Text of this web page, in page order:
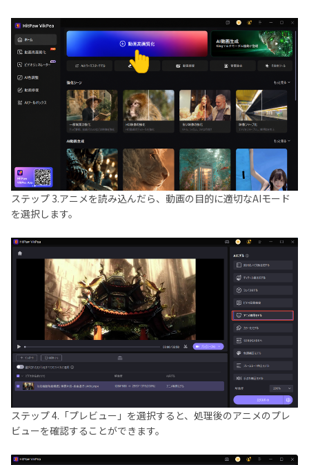
ステップ 3.アニメを読み込んだら、動画の目的に適切なAIモード
を選択します。
ステップ 4. 「プレビュー」を選択すると、処理後のアニメのプレ
ビューを確認することができます。